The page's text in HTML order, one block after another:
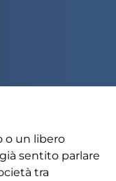
o un libero
sentito parlare
tra